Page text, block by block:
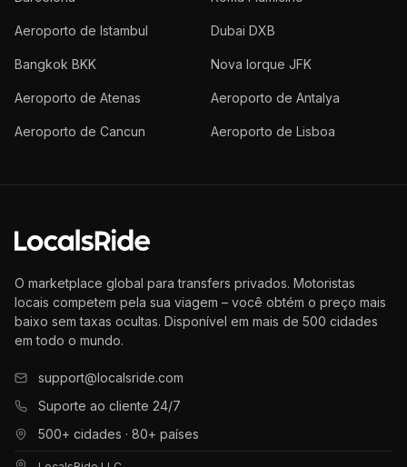
Aeroporto de Istambul Dubai DXB
Bangkok BKK Nova Iorque JFK
Aeroporto de Atenas Aeroporto de Antalya
Aeroporto de Cancun Aeroporto de Lisboa
O marketplace global para transfers privados. Motoristas
locais competem pela sua viagem – você obtém o preço mais
baixo sem taxas ocultas. Disponível em mais de 500 cidades
em todo o mundo.
support@localsride.com
Suporte ao cliente 24/7
500+ cidades · 80+ países